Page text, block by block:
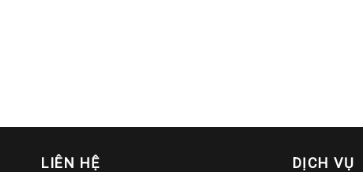
LIÊN HỆ DỊCH VỤ